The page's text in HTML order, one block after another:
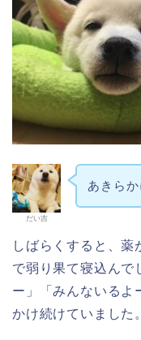
だい吉
あきら
しばらくすると、薬
で弱り果て寝込んで
ー」「みんないるよ
かけ続けていました。